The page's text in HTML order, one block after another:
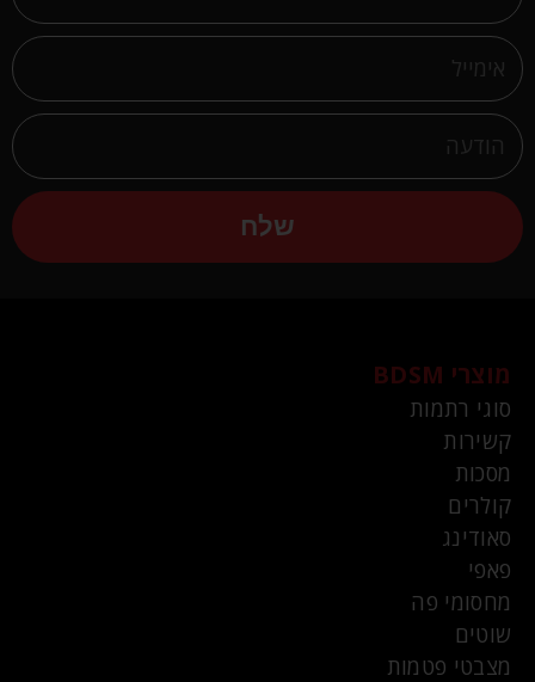
שלח
מוצרי BDSM
סוגי רתמות
קשירות
מסכות
קולרים
סאודינג
פאפי
מחסומי פה
שוטים
מצבטי פטמות